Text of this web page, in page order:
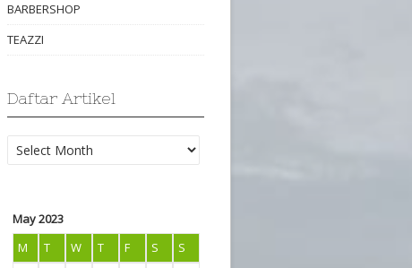
BARBERSHOP
TEAZZI
Daftar Artikel
Daftar
Artikel
May 2023
M
T W T F S
S